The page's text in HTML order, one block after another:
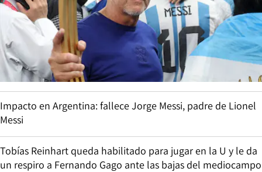
Impacto en Argentina: fallece Jorge Messi, padre de Lionel
Messi
Tobías Reinhart queda habilitado para jugar en la U y le da
un respiro a Fernando Gago ante las bajas del mediocampo